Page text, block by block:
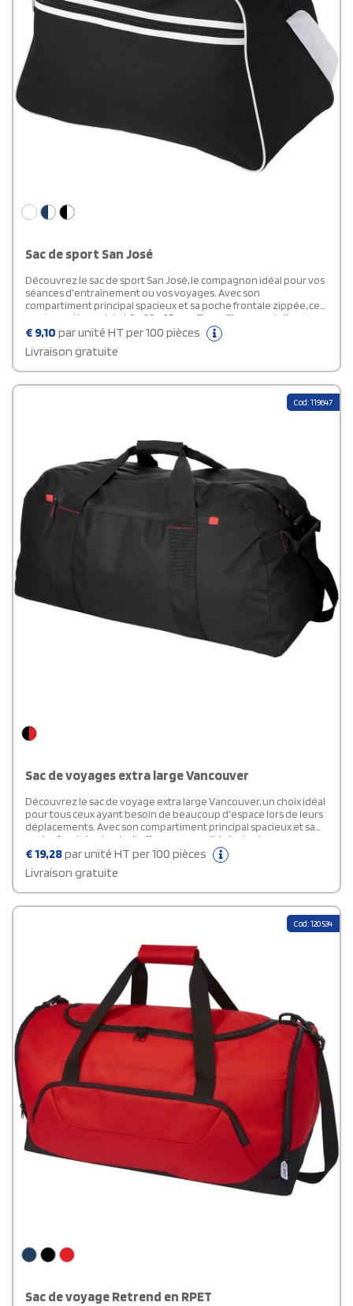
Sac de sport San José
Découvrez le sac de sport San José, le compagnon idéal pour vos
séances d'entraînement ou vos voyages. Avec son
compartiment principal spacieux et sa poche frontale zippée, ce
sac promotionnel de 48 x 28 x 25 cm offre suffisamment d'espace
pour ranger vos vêtements de sport, chaussures, serviettes et
autres équipements. Issu de la marque Bullet, ce sac combine
qualité et durabilité pour répondre à vos besoins quotidiens.
€ 9,10 par unité HT per 100 pièces
Livraison gratuite
Cod: 119647
Sac de voyages extra large Vancouver
Découvrez le sac de voyage extra large Vancouver, un choix idéal
pour tous ceux ayant besoin de beaucoup d'espace lors de leurs
déplacements. Avec son compartiment principal spacieux et sa
poche frontale zippée, il offre une capacité de stockage
généreuse pour tous vos essentiels de voyage. Fabriqué en
polyester, ce sac est conçu pour résister à l'usure quotidienne et
aux voyages fréquents. Avec ses dimensions de 74 x 38 x 34 cm, il
peut accueillir une grande quantité d'articles, ce qui en fait un
€19,28par unité HT per 100 pièces
Livraison gratuite
Cod: 120534
Sac de voyage Retrend en RPET